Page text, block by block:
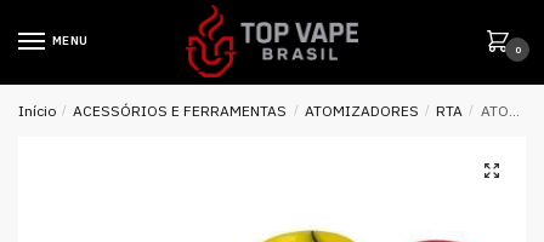
MENU
0
Início / ACESSÓRIOS E FERRAMENTAS / ATOMIZADORES / RTA / ATOMIZADOR TANK DEAD RABBIT RTA 2.0ML / 4.5ML – HELLVAPE